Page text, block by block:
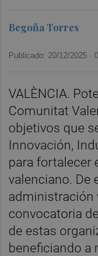
Begoña Torres
Publicado: 20/12/2025 ·
VALÈNCIA.
Comunitat
objetivos que
Innovación,
para fortalecer
valenciano. De
administración
convocatoria
de estas
beneficiando a